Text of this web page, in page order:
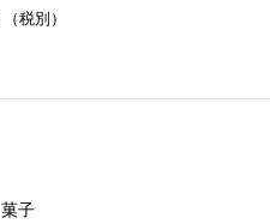
（税別）
菓子